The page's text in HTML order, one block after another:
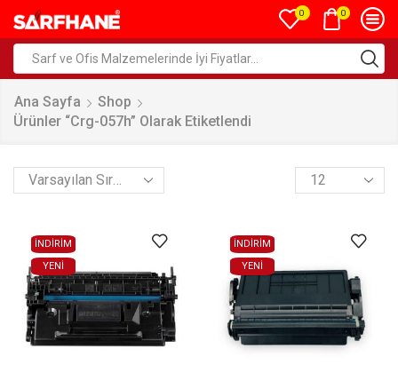
0 0
Ana Sayfa
Shop
Ürünler “crg-057h” Olarak Etiketlendi
İNDİRİM
YENI
İNDİRİM
YENI